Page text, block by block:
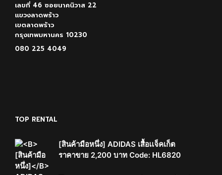
เลขที่ 46 ซอยนาคนิวาส 22
แขวงลาดพร้าว
เขตลาดพร้าว
กรุงเทพมหานคร 10230
080 225 4049
TOP RENTAL
[สินค้ามือหนึ่ง] ADIDAS เสื้อเเจ็คเก็ต
ราคาขาย 2,200 บาท Code: HL6820